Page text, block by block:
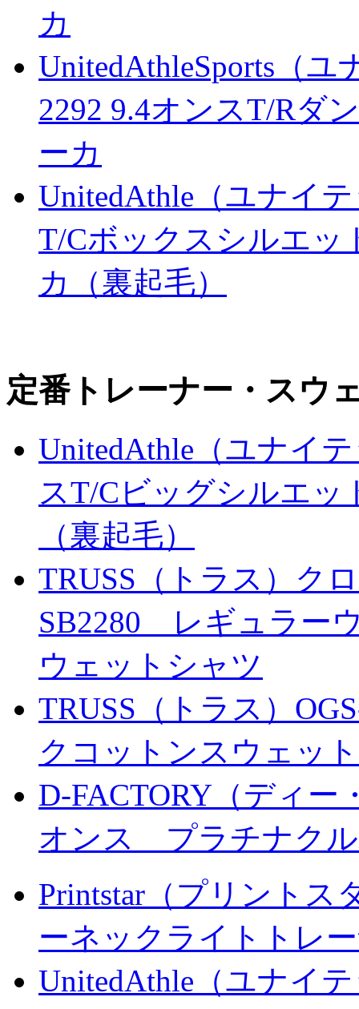
カ
UnitedAthleSports（
2292 9.4オンスT/Rダ
ーカ
UnitedAthle（ユナイ
T/Cボックスシルエッ
カ（裏起毛）
定番トレーナー・スウ
UnitedAthle（ユナイ
スT/Cビッグシルエ
（裏起毛）
TRUSS（トラス）
SB2280 レギュラー
ウェットシャツ
TRUSS（トラス）
クコットンスウェッ
D-FACTORY（ディ
オンス プラチナク
Printstar（プリント
ーネックライトトレ
UnitedAthle（ユナイ